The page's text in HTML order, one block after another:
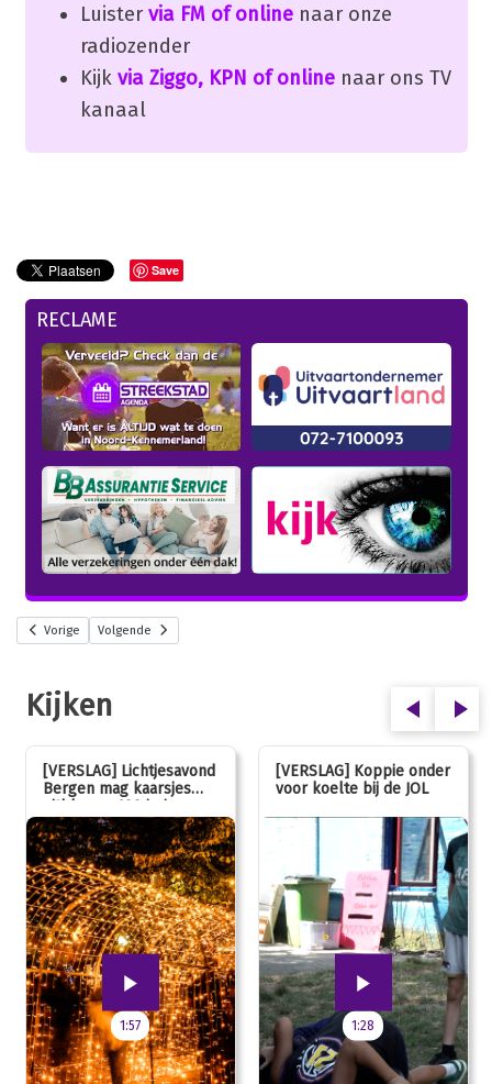
Luister via FM of onlinenaar onze
radiozender
Kijk via Ziggo, KPN of onlinenaar ons TV
kanaal
Save
RECLAME
Vorige Volgende
Kijken
[VERSLAG] Lichtjesavond
Bergen mag kaarsjes
uitblazen: 100 jarig
jubileum!
1:57
[VERSLAG] Koppie onder
voor koelte bij de JOL
1:28